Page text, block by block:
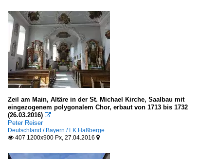
Zeil am Main, Altäre in der St. Michael Kirche, Saalbau mit
eingezogenem polygonalem Chor, erbaut von 1713 bis 1732
(26.03.2016) 
Peter Reiser
Deutschland / Bayern / LK Haßberge
 407 1200x900 Px, 27.04.2016 